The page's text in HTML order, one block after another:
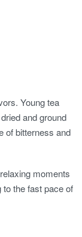
Young tea
and ground
of bitterness and
moments
to the fast pace of